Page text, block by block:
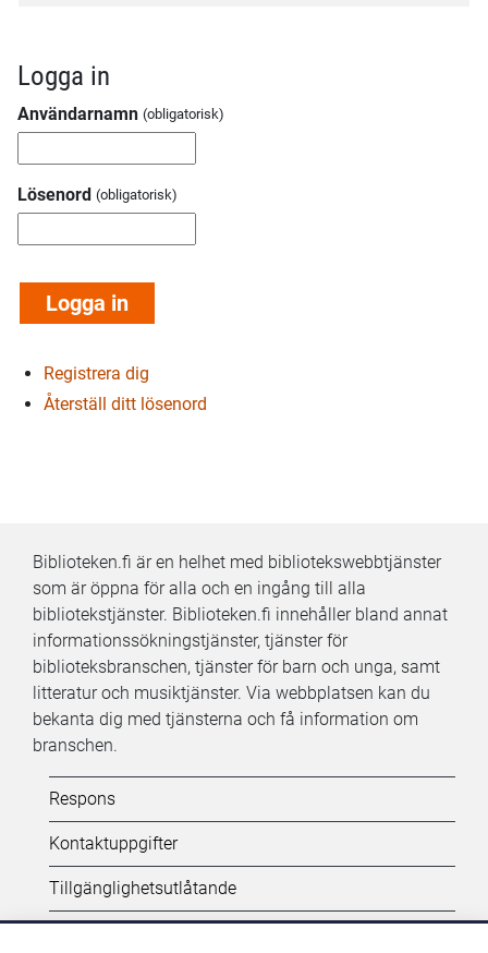
Logga in
Användarnamn
Lösenord
Registrera dig
Återställ ditt lösenord
Biblioteken.fi är en helhet med bibliotekswebbtjänster
som är öppna för alla och en ingång till alla
bibliotekstjänster. Biblioteken.fi innehåller bland annat
informationssökningstjänster, tjänster för
biblioteksbranschen, tjänster för barn och unga, samt
litteratur och musiktjänster. Via webbplatsen kan du
bekanta dig med tjänsterna och få information om
branschen.
Kifi:
Biblioteken.fi-
alatunniste
(SV)
Respons
Kontaktuppgifter
Tillgänglighetsutlåtande